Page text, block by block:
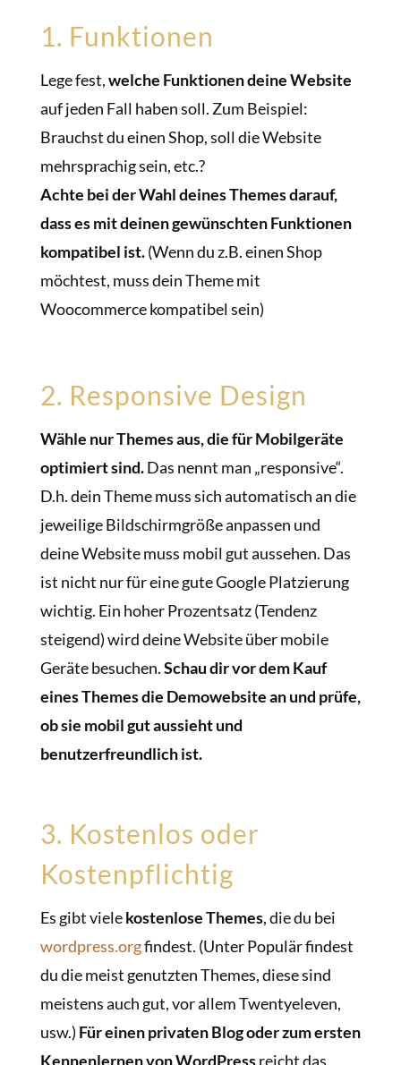
1. Funktionen
Lege fest,welche Funktionen deine Website
auf jeden Fall haben soll. Zum Beispiel:
Brauchst du einen Shop, soll die Website
mehrsprachig sein, etc.?
Achte bei der Wahl deines Themes darauf,
dass es mit deinen gewünschten Funktionen
kompatibel ist.(Wenn du z.B. einen Shop
möchtest, muss dein Theme mit
Woocommerce kompatibel sein)
2. Responsive Design
Wähle nur Themes aus, die für Mobilgeräte
optimiert sind.Das nennt man „responsive“.
D.h. dein Theme muss sich automatisch an die
jeweilige Bildschirmgröße anpassen und
deine Website muss mobil gut aussehen. Das
ist nicht nur für eine gute Google Platzierung
wichtig. Ein hoher Prozentsatz (Tendenz
steigend) wird deine Website über mobile
Geräte besuchen.Schau dir vor dem Kauf
eines Themes die Demowebsite an und prüfe,
ob sie mobil gut aussieht und
benutzerfreundlich ist.
3. Kostenlos oder
Kostenpflichtig
Es gibt vielekostenlose Themes, die du bei
wordpress.orgfindest. (Unter Populär findest
du die meist genutzten Themes, diese sind
meistens auch gut, vor allem Twentyeleven,
usw.) Für einen privaten Blog oder zum ersten
Kennenlernen von WordPressreicht das